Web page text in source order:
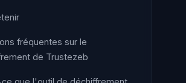
fréquentes sur le
de Trustezeb